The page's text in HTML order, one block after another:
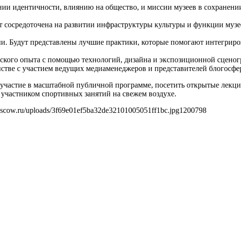
идентичности, влиянию на общество, и миссии музеев в
на развитии инфраструктуры культуры и функции
Будут представлены лучшие практики, которые помогают
опыта с помощью технологий, дизайна и экспозиционной
с участием ведущих медиаменеджеров и представителей
в масштабной публичной программе, посетить открытые
спортивных занятий на свежем воздухе.
uploads/3f69e01ef5ba32de32101005051ff1bc.jpg1200798